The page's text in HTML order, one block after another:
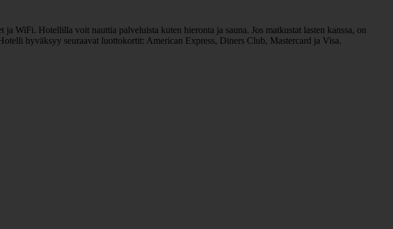
WiFi. Hotellilla voit nauttia palveluista kuten hieronta ja sauna. Jos matkustat lasten kanssa, on
hyväksyy seuraavat luottokortit: American Express, Diners Club, Mastercard ja Visa.